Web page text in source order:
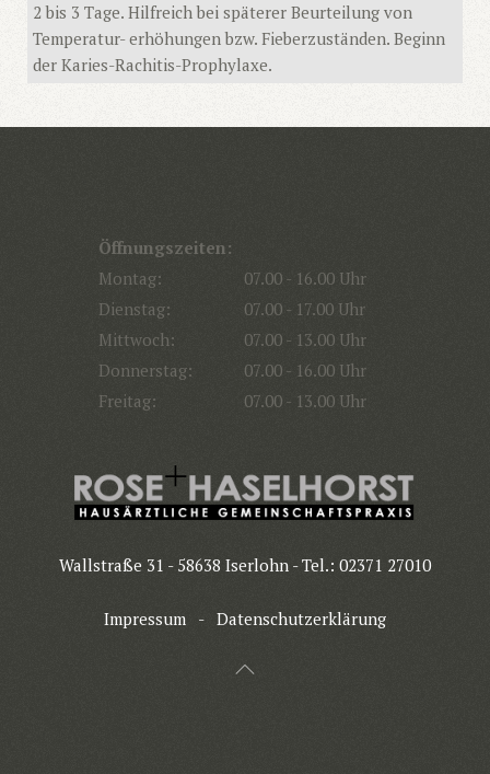
2 bis 3 Tage. Hilfreich bei späterer Beurteilung von
Temperatur- erhöhungen bzw. Fieberzuständen. Beginn
der Karies-Rachitis-Prophylaxe.
Öffnungszeiten:
Montag:
07.00 - 16.00 Uhr
Dienstag:
07.00 - 17.00 Uhr
Mittwoch:
07.00 - 13.00 Uhr
Donnerstag:
07.00 - 16.00 Uhr
Freitag:
07.00 - 13.00 Uhr
Wallstraße 31 - 58638 Iserlohn - Tel.: 02371 27010
Impressum - Datenschutzerklärung